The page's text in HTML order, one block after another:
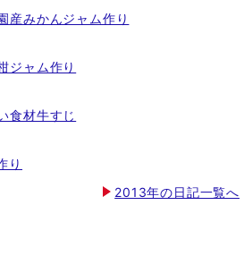
産みかんジャム作り
ジャム作り
食材牛すじ
り
2013年の日記一覧へ